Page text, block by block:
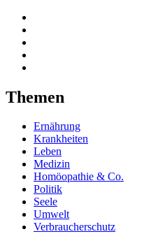
Themen
Ernährung
Krankheiten
Leben
Medizin
Homöopathie & Co.
Politik
Seele
Umwelt
Verbraucherschutz